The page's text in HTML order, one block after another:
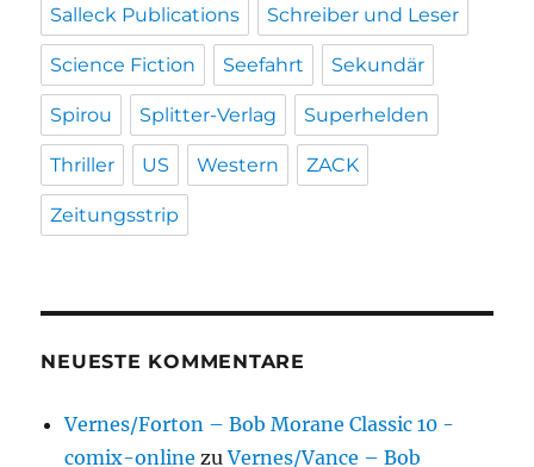
Salleck Publications Schreiber und Leser
Science Fiction Seefahrt Sekundär
Spirou Splitter-Verlag Superhelden
Thriller US Western ZACK
Zeitungsstrip
NEUESTE KOMMENTARE
Vernes/Forton – Bob Morane Classic 10 -
comix-online zuVernes/Vance – Bob